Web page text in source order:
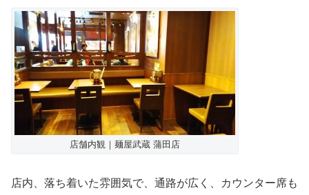
店舗内観｜麺屋武蔵 蒲田店
店内、落ち着いた雰囲気で、通路が広く、カウンター席も